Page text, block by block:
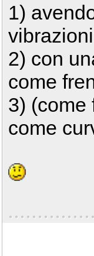
1)
2) con
come
3) (come
come